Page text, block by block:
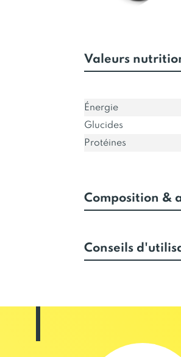
Valeurs
Énergie
Glucides
Protéines
Composition &
Conseils